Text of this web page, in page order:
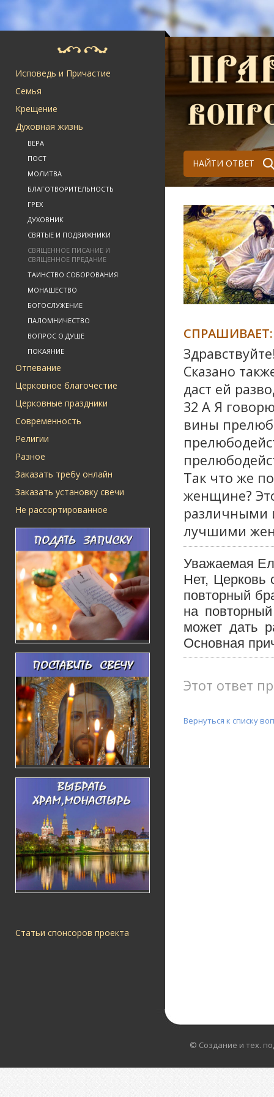
Исповедь и Причастие
Семья
Крещение
Духовная жизнь
ВЕРА
ПОСТ
МОЛИТВА
БЛАГОТВОРИТЕЛЬНОСТЬ
ГРЕХ
ДУХОВНИК
СВЯТЫЕ И ПОДВИЖНИКИ
СВЯЩЕННОЕ ПИСАНИЕ И
СВЯЩЕННОЕ ПРЕДАНИЕ
ТАИНСТВО СОБОРОВАНИЯ
МОНАШЕСТВО
БОГОСЛУЖЕНИЕ
ПАЛОМНИЧЕСТВО
ВОПРОС О ДУШЕ
ПОКАЯНИЕ
Отпевание
Церковное благочестие
Церковные праздники
Современность
Религии
Разное
Заказать требу онлайн
Заказать установку свечи
Не рассортированное
Статьи спонсоров проекта
НАЙТИ ОТВЕТ
СПРАШИВАЕТ:
Сказано
даст ей
32 А Я
вины
Так что же
женщине?
различными
лучшими
Уважаемая
Нет, Церковь
повторный
на
может дать
Основная
Этот ответ
Вернуться к списку
© Создание и тех.